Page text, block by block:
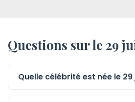
Questions sur le 29
Quelle célébrité est née le 29